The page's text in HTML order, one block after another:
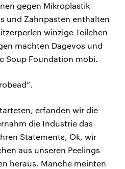
gegen Mikroplastik
und Zahnpasten enthalten
winzige Teilchen
machten Dagevos und
Soup Foundation mobi.
erfanden wir die
die Industrie das
Statements, Ok, wir
aus unseren Peelings
heraus. Manche meinten